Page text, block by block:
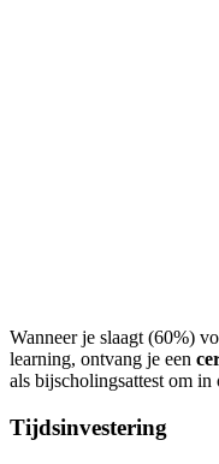
Wanneer je slaagt (60%)
learning, ontvang je een
als bijscholingsattest om
Tijdsinvestering